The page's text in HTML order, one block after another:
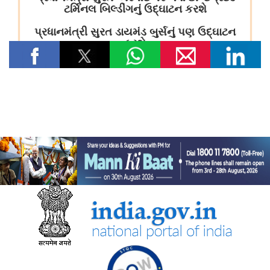
तेल विपणन कंपनियों (ओएमसी) ने ई20 पेट्रोल में नमी और क्लोराइड की
मौजूदगी की जांच की: 500 पीपीएम क्लोराइड और नमी की मौजूदगी के दावों
की पुष्टि नहीं हुई
रेल मंत्रालय
विज्ञान एवं प्रौद्योगिकी मंत्रालय
सीएसआईआर-सीआरआरआई ने राजस्थान सरकार के समक्ष स्वदेशी
एमएसएस+ सड़क प्रौद्योगिकी का प्रदर्शन किया
सीएसआईआर-एनआईएससीपीआर ने “लोकप्रिय विज्ञान लेखन” पर दो दिवसीय
कौशल प्रशिक्षण कार्यक्रम आयोजित किया और प्रतिभागियों को सामान्य जन
तक विज्ञान का संचार करने के लिए प्रेरित किया
केन्‍द्रीय मंत्री डॉ. जितेंद्र सिंह ने लखनऊ में सीएसआईआर-एनबीआरआई द्वारा
विकसित अपनी तरह का पहला 'इको-एजुकेशनल हब' राष्ट्र को समर्पित किया